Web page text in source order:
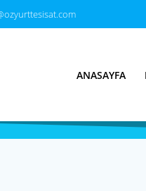
ANASAYFA